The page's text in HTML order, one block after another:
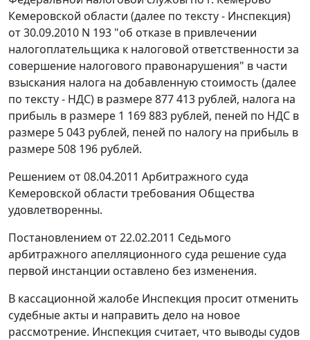
Кемеровской области (далее по тексту - Инспекция)
от 30.09.2010 N 193 "об отказе в привлечении
налогоплательщика к налоговой ответственности за
совершение налогового правонарушения" в части
взыскания налога на добавленную стоимость (далее
по тексту - НДС) в размере 877 413 рублей, налога на
прибыль в размере 1 169 883 рублей, пеней по НДС в
размере 5 043 рублей, пеней по налогу на прибыль в
размере 508 196 рублей.
Решением от 08.04.2011 Арбитражного суда
Кемеровской области требования Общества
удовлетворенны.
Постановлением от 22.02.2011 Седьмого
арбитражного апелляционного суда решение суда
первой инстанции оставлено без изменения.
В кассационной жалобе Инспекция просит отменить
судебные акты и направить дело на новое
рассмотрение. Инспекция считает, что выводы судов